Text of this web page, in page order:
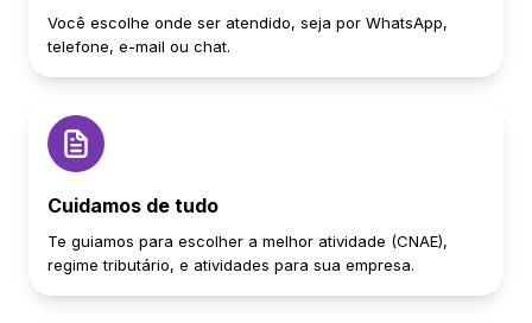
Você escolhe onde ser atendido, seja por WhatsApp,
telefone, e-mail ou chat.
Cuidamos de tudo
Te guiamos para escolher a melhor atividade (CNAE),
regime tributário, e atividades para sua empresa.